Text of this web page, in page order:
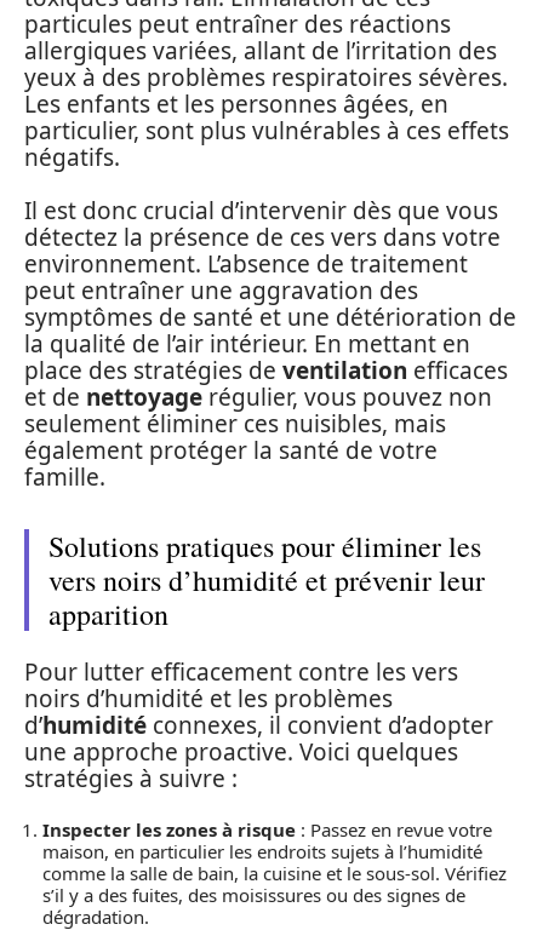
particules peut entraîner des réactions
allergiques variées, allant de l’irritation des
yeux à des problèmes respiratoires sévères.
Les enfants et les personnes âgées, en
particulier, sont plus vulnérables à ces effets
négatifs.
Il est donc crucial d’intervenir dès que vous
détectez la présence de ces vers dans votre
environnement. L’absence de traitement
peut entraîner une aggravation des
symptômes de santé et une détérioration de
la qualité de l’air intérieur. En mettant en
place des stratégies de ventilation efficaces
et de nettoyage régulier, vous pouvez non
seulement éliminer ces nuisibles, mais
également protéger la santé de votre
famille.
Solutions pratiques pour éliminer les
vers noirs d’humidité et prévenir leur
apparition
Pour lutter efficacement contre les vers
noirs d’humidité et les problèmes
d’humidité connexes, il convient d’adopter
une approche proactive. Voici quelques
stratégies à suivre :
Inspecter les zones à risque : Passez en revue votre
maison, en particulier les endroits sujets à l’humidité
comme la salle de bain, la cuisine et le sous-sol. Vérifiez
s’il y a des fuites, des moisissures ou des signes de
dégradation.